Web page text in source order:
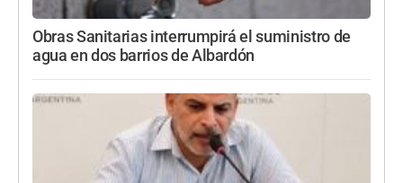
Obras Sanitarias interrumpirá el suministro de
agua en dos barrios de Albardón